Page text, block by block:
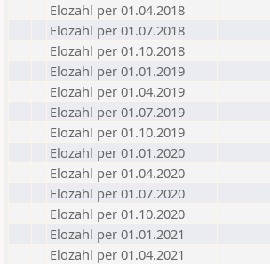
Elozahl per 01.04.2018
Elozahl per 01.07.2018
Elozahl per 01.10.2018
Elozahl per 01.01.2019
Elozahl per 01.04.2019
Elozahl per 01.07.2019
Elozahl per 01.10.2019
Elozahl per 01.01.2020
Elozahl per 01.04.2020
Elozahl per 01.07.2020
Elozahl per 01.10.2020
Elozahl per 01.01.2021
Elozahl per 01.04.2021